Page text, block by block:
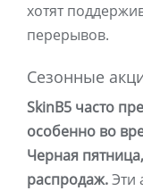
хотят
перерывов.
Сезонные
SkinB5 часто
особенно во
Черная
распродаж.Эти